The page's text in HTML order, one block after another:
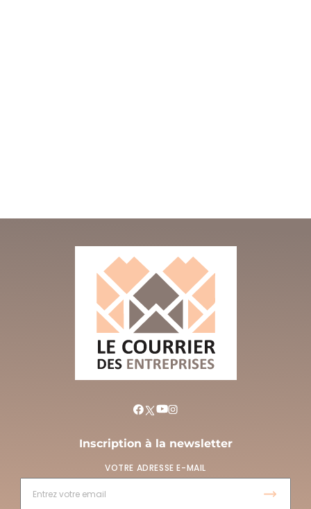
Inscription à la newsletter
VOTRE ADRESSE E-MAIL